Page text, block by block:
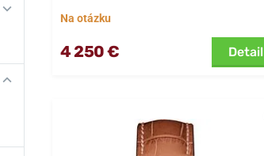
Na otázku
4 250 € Detail